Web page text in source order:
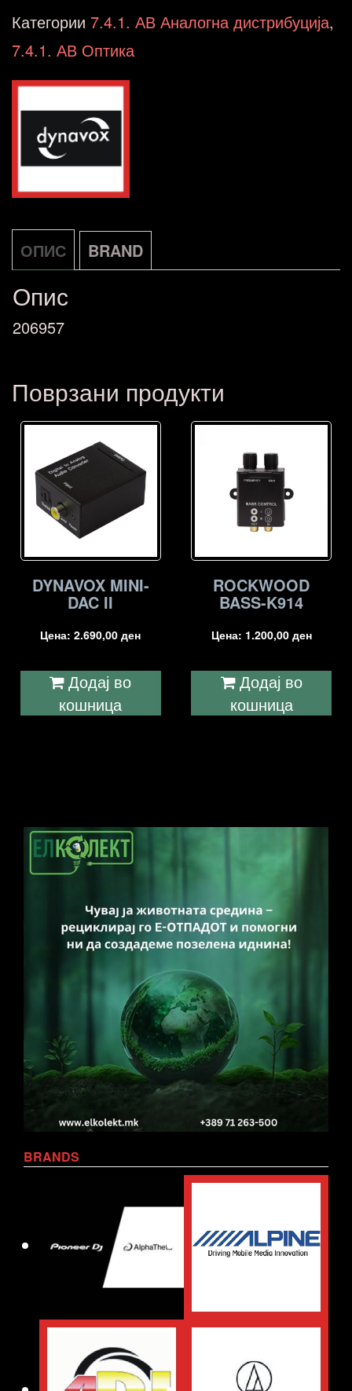
DAC
Headphones
Категории 7.4.1. АВ Аналогна дистрибуција,
7.4.1. АВ Оптика
ОПИС BRAND
Опис
206957
Поврзани продукти
DYNAVOX MINI-
DAC II
Цена:2.690,00ден
Додај во
кошница
ROCKWOOD
BASS-K914
Цена: 1.200,00 ден
Додај во
кошница
BRANDS